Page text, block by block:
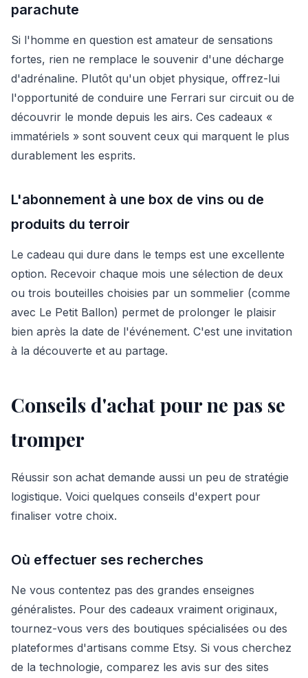
parachute
Si l'homme en question est amateur de sensations
fortes, rien ne remplace le souvenir d'une décharge
d'adrénaline. Plutôt qu'un objet physique, offrez-lui
l'opportunité de conduire une Ferrari sur circuit ou de
découvrir le monde depuis les airs. Ces cadeaux «
immatériels » sont souvent ceux qui marquent le plus
durablement les esprits.
L'abonnement à une box de vins ou de
produits du terroir
Le cadeau qui dure dans le temps est une excellente
option. Recevoir chaque mois une sélection de deux
ou trois bouteilles choisies par un sommelier (comme
avec Le Petit Ballon) permet de prolonger le plaisir
bien après la date de l'événement. C'est une invitation
à la découverte et au partage.
Conseils d'achat pour ne pas se
tromper
Réussir son achat demande aussi un peu de stratégie
logistique. Voici quelques conseils d'expert pour
finaliser votre choix.
Où effectuer ses recherches
Ne vous contentez pas des grandes enseignes
généralistes. Pour des cadeaux vraiment originaux,
tournez-vous vers des boutiques spécialisées ou des
plateformes d'artisans comme Etsy. Si vous cherchez
de la technologie, comparez les avis sur des sites